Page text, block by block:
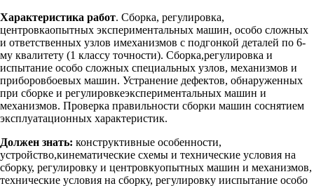
Характеристика работ. Сборка, регулировка,
центровкаопытных экспериментальных машин, особо сложных
и ответственных узлов имеханизмов с подгонкой деталей по 6-
му квалитету (1 классу точности). Сборка,регулировка и
испытание особо сложных специальных узлов, механизмов и
приборовбоевых машин. Устранение дефектов, обнаруженных
при сборке и регулировкеэкспериментальных машин и
механизмов. Проверка правильности сборки машин соснятием
эксплуатационных характеристик.
Должен знать: конструктивные особенности,
устройство,кинематические схемы и технические условия на
сборку, регулировку и центровкуопытных машин и механизмов,
технические условия на сборку, регулировку ииспытание особо